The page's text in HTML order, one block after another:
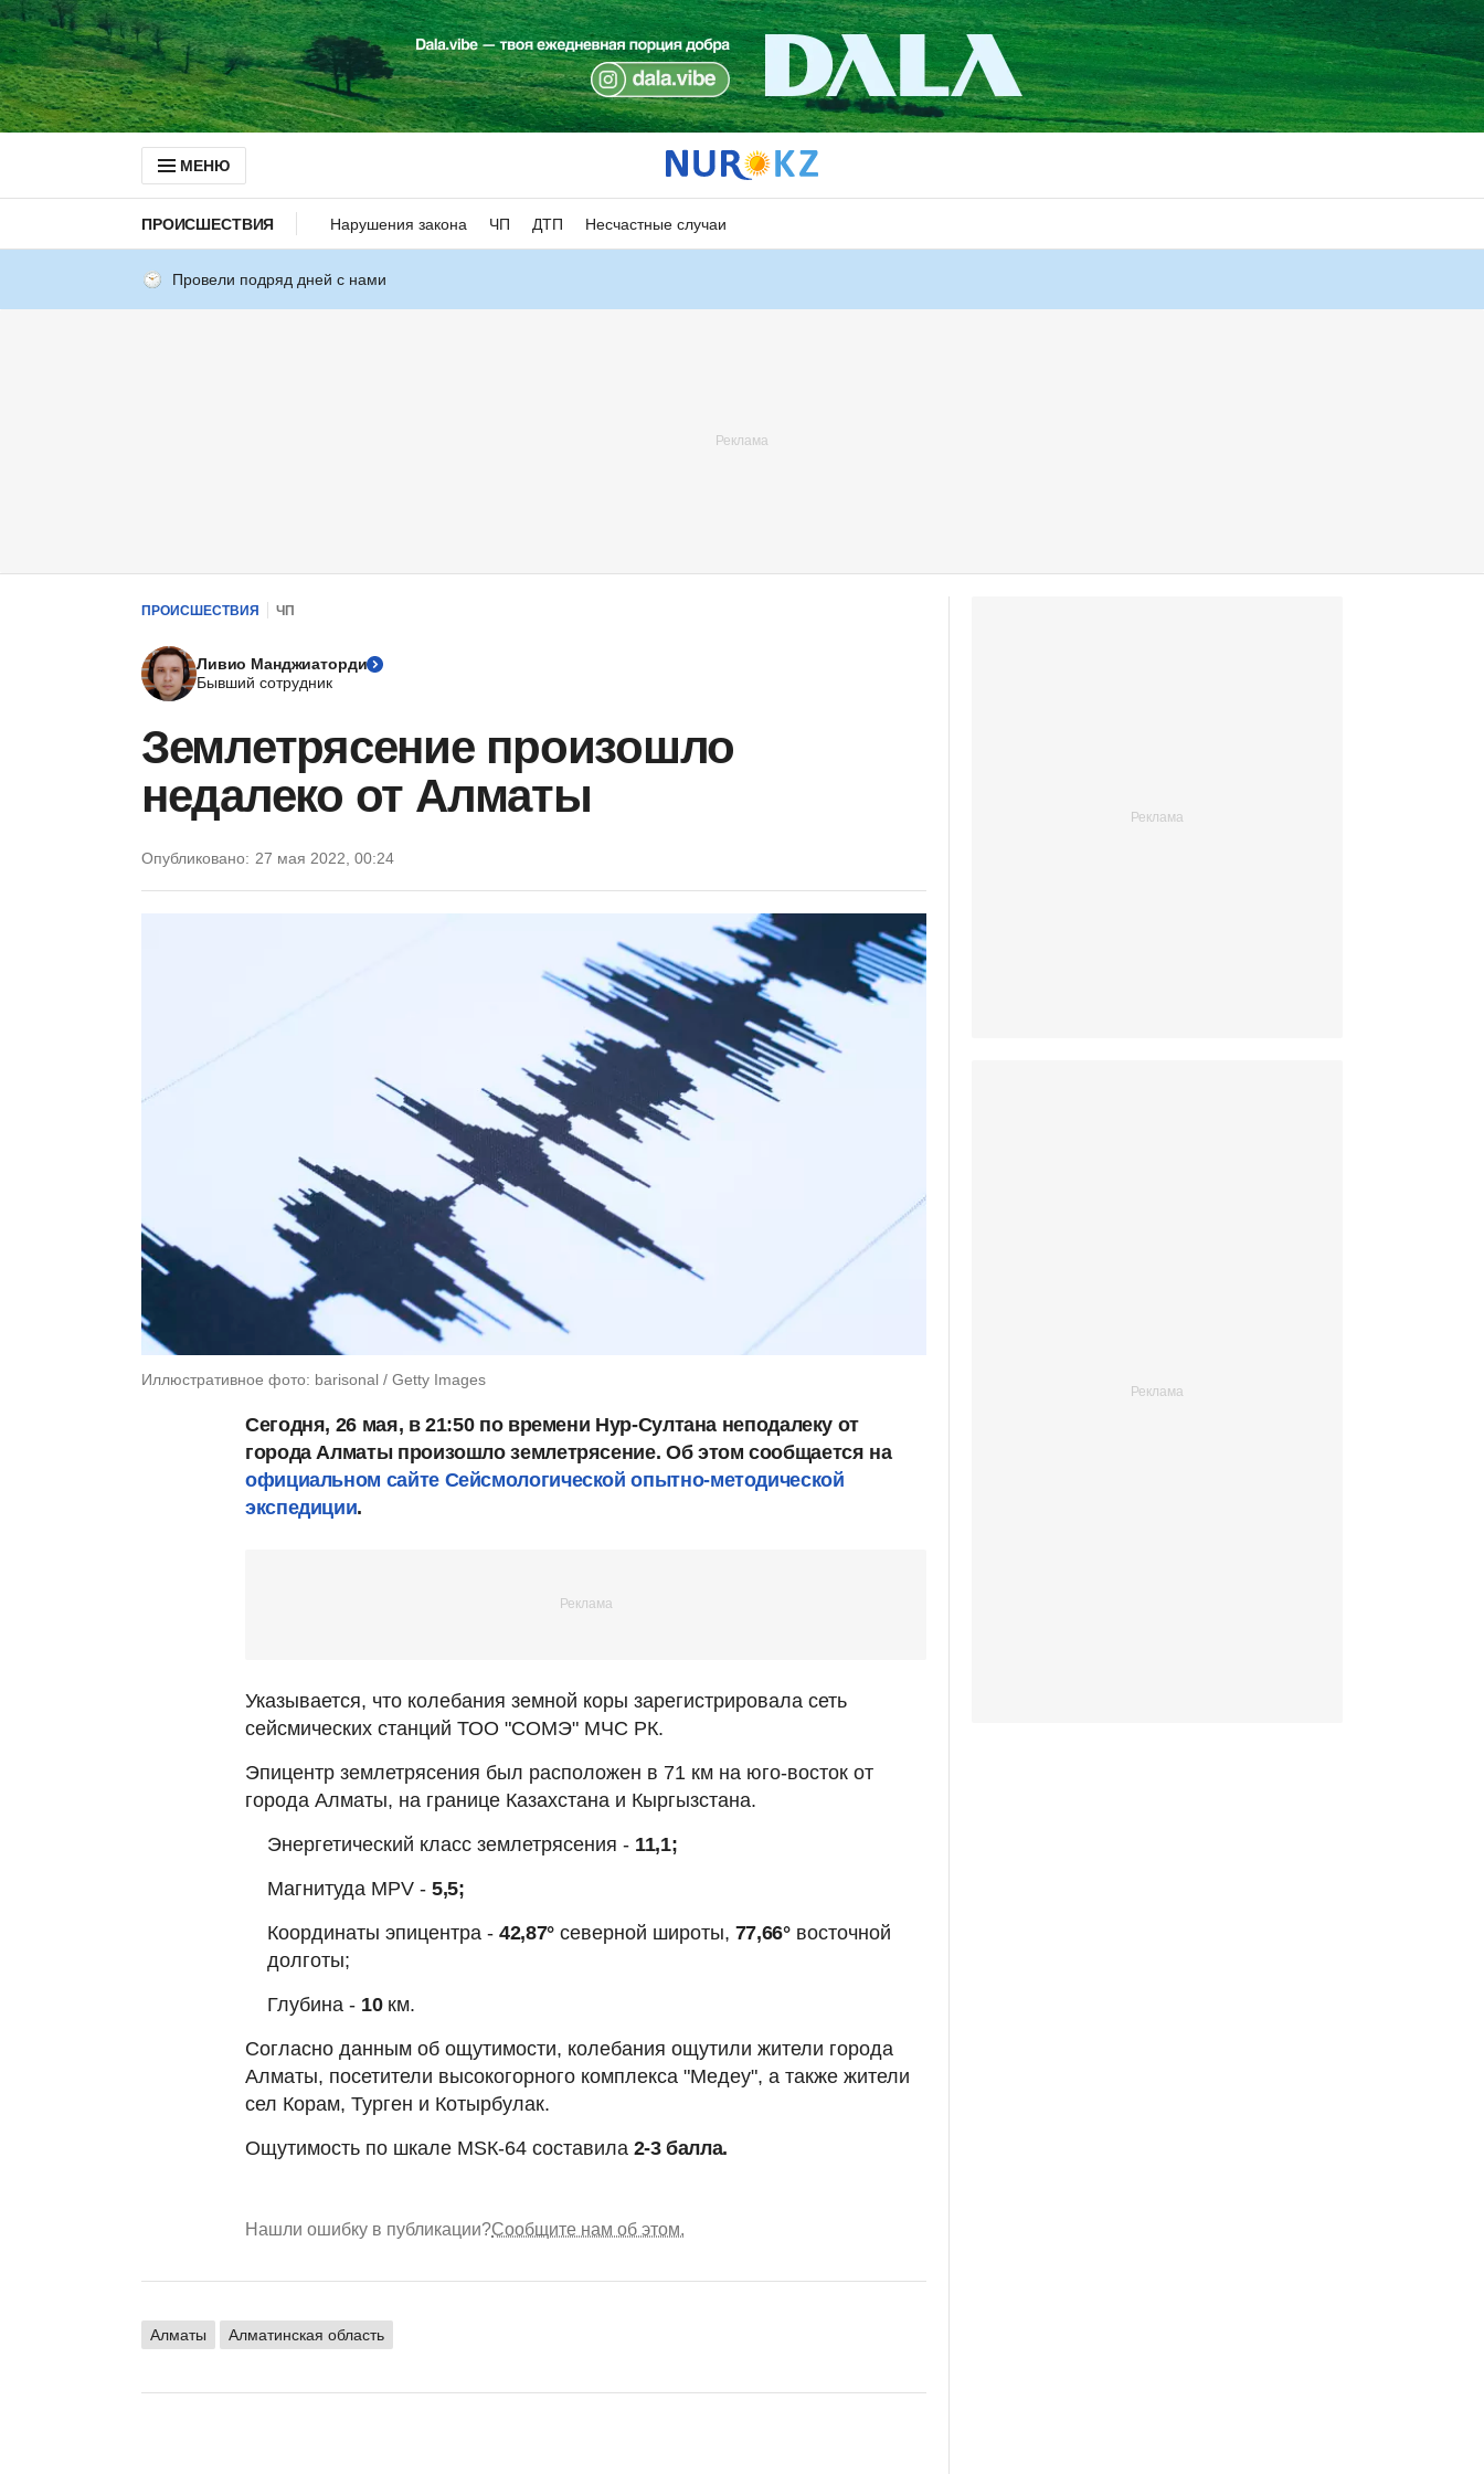
МЕНЮ
ПРОИСШЕСТВИЯ Нарушения закона ЧП ДТП Несчастные случаи
Провели подряд дней с нами
ПРОИСШЕСТВИЯ ЧП
Ливио Манджиаторди
Бывший сотрудник
Землетрясение произошло
недалеко от Алматы
Опубликовано: 27 мая 2022, 00:24
Иллюстративное фото: barisonal / Getty Images
Сегодня, 26 мая, в 21:50 по времени Нур-Султана неподалеку от
города Алматы произошло землетрясение. Об этом сообщается на
официальном сайте Сейсмологической опытно-методической
экспедиции.
Указывается, что колебания земной коры зарегистрировала сеть
сейсмических станций ТОО "СОМЭ" МЧС РК.
Эпицентр землетрясения был расположен в 71 км на юго-восток от
города Алматы, на границе Казахстана и Кыргызстана.
Энергетический класс землетрясения - 11,1;
Магнитуда MPV - 5,5;
Координаты эпицентра - 42,87°северной широты, 77,66°восточной
долготы;
Глубина - 10км.
Согласно данным об ощутимости, колебания ощутили жители города
Алматы, посетители высокогорного комплекса "Медеу", а также жители
сел Корам, Турген и Котырбулак.
Ощутимость по шкале МSК-64 составила 2-3 балла.
Нашли ошибку в публикации?Сообщите нам об этом.
Алматы Алматинская область